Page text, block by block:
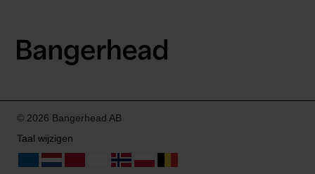
LinkedIn
© 2026 Bangerhead AB
Taal wijzigen